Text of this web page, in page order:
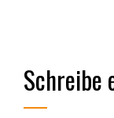
Schreibe